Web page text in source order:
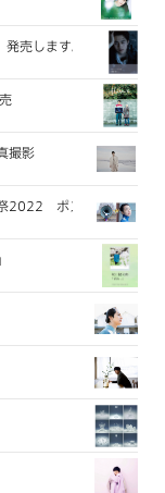
売します。
撮影
2022 ポスター撮影